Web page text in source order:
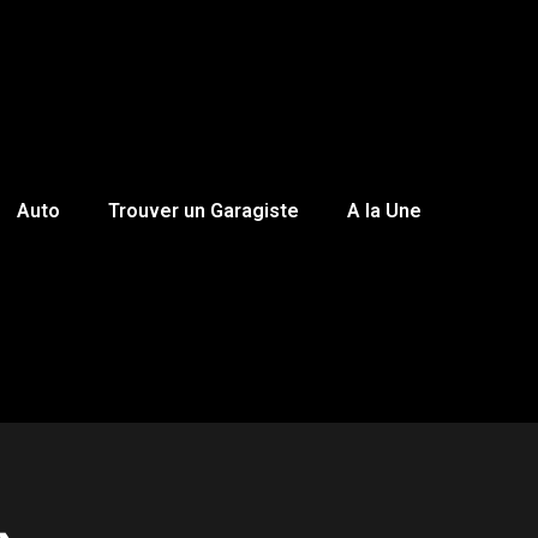
Auto Trouver un Garagiste A la Une